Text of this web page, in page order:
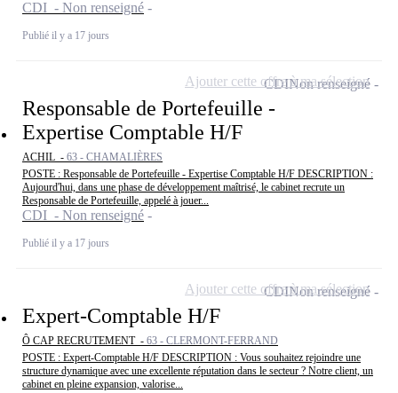
CDI - Non renseigné
Publié il y a 17 jours
Responsable de Portefeuille -
Expertise Comptable H/F
ACHIL - 63 - CHAMALIÈRES
POSTE : Responsable de Portefeuille - Expertise Comptable H/F DESCRIPTION :
Aujourd'hui, dans une phase de développement maîtrisé, le cabinet recrute un
Responsable de Portefeuille, appelé à jouer...
CDI - Non renseigné
Publié il y a 17 jours
CDINon renseigné
Ajouter cette offre à ma sélection
Expert-Comptable H/F
Ô CAP RECRUTEMENT - 63 - CLERMONT-FERRAND
POSTE : Expert-Comptable H/F DESCRIPTION : Vous souhaitez rejoindre une
structure dynamique avec une excellente réputation dans le secteur ? Notre client, un
cabinet en pleine expansion, valorise...
CDINon renseigné
Ajouter cette offre à ma sélection